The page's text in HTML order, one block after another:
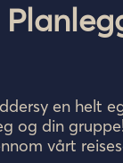
en helt
og din
vårt